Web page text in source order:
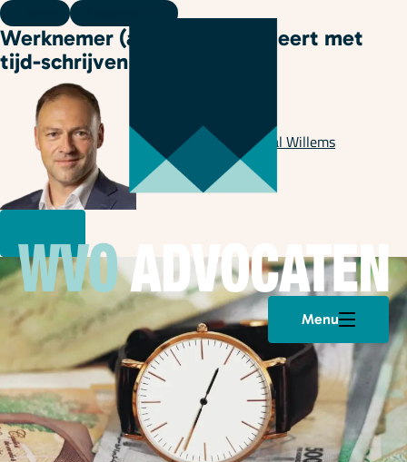
Menu
Onze specialisaties
Plan een afspraak
Werknemer (advocaat) fraudeert met
tijd-schrijven
Geschreven door Pascal Willems